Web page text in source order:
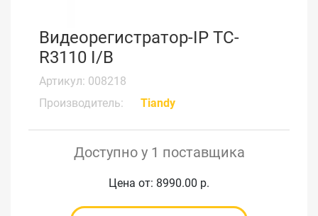
Видеорегистратор-IP TC-
R3110 I/B
Артикул: 008218
Производитель:
Tiandy
Доступно у 1 поставщика
Цена от: 8990.00 р.